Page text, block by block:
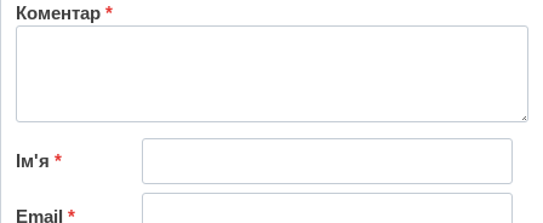
Коментар*
Ім'я*
Email*